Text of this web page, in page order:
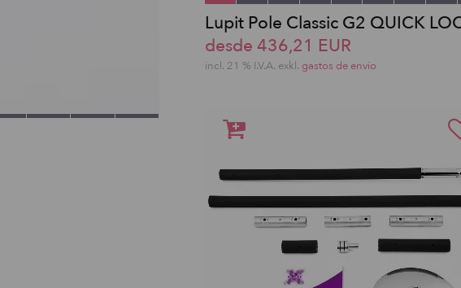
Lupit Pole Classic G2 QUICK
desde 436,21 EUR
incl. 21 % I.V.A. exkl. gastos de envio